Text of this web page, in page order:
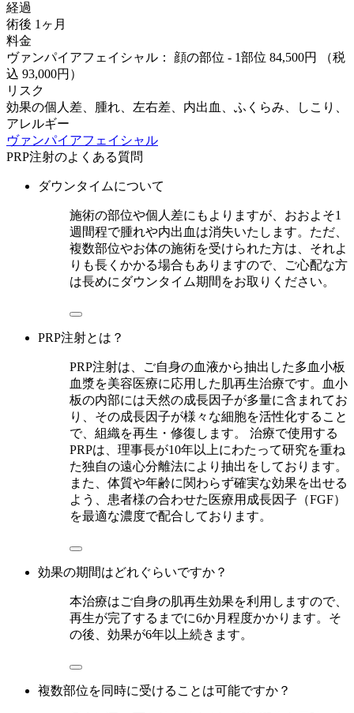
経過
術後 1ヶ月
料金
ヴァンパイアフェイシャル： 顔の部位 - 1部位 84,500円
（税
込 93,000円）
リスク
効果の個人差、腫れ、左右差、内出血、ふくらみ、しこり、
アレルギー
ヴァンパイアフェイシャル
PRP注射のよくある質問
ダウンタイムについて
施術の部位や個人差にもよりますが、おおよそ1
週間程で腫れや内出血は消失いたします。ただ、
複数部位やお体の施術を受けられた方は、それよ
りも長くかかる場合もありますので、ご心配な方
は長めにダウンタイム期間をお取りください。
PRP注射とは？
PRP注射は、ご自身の血液から抽出した多血小板
血漿を美容医療に応用した肌再生治療です。血小
板の内部には天然の成長因子が多量に含まれてお
り、その成長因子が様々な細胞を活性化すること
で、組織を再生・修復します。 治療で使用する
PRPは、理事長が10年以上にわたって研究を重ね
た独自の遠心分離法により抽出をしております。
また、体質や年齢に関わらず確実な効果を出せる
よう、患者様の合わせた医療用成長因子（FGF）
を最適な濃度で配合しております。
効果の期間はどれぐらいですか？
本治療はご自身の肌再生効果を利用しますので、
再生が完了するまでに6か月程度かかります。そ
の後、効果が6年以上続きます。
複数部位を同時に受けることは可能ですか？